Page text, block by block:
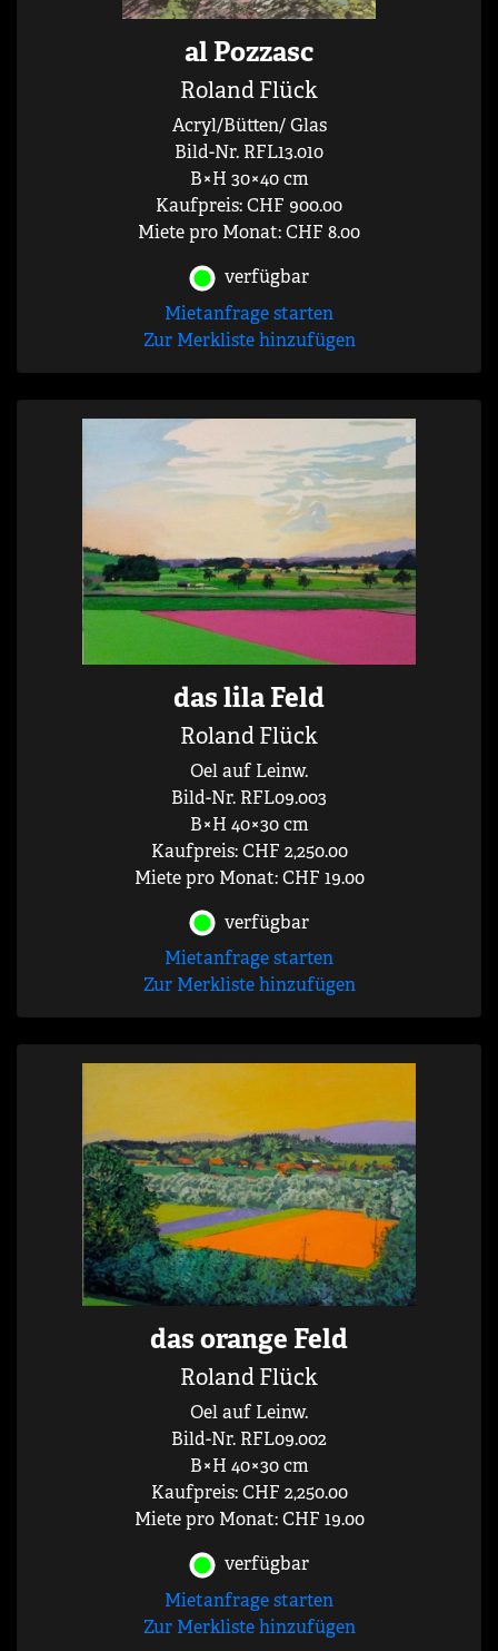
al Pozzasc
Roland Flück
Acryl/Bütten/ Glas
Bild-Nr. RFL13.010
B×H 30×40 cm
Kaufpreis: CHF 900.00
Miete pro Monat: CHF 8.00
verfügbar
Mietanfrage starten
Zur Merkliste hinzufügen
das lila Feld
Roland Flück
Oel auf Leinw.
Bild-Nr. RFL09.003
B×H 40×30 cm
Kaufpreis: CHF 2,250.00
Miete pro Monat: CHF 19.00
verfügbar
Mietanfrage starten
Zur Merkliste hinzufügen
das orange Feld
Roland Flück
Oel auf Leinw.
Bild-Nr. RFL09.002
B×H 40×30 cm
Kaufpreis: CHF 2,250.00
Miete pro Monat: CHF 19.00
verfügbar
Mietanfrage starten
Zur Merkliste hinzufügen